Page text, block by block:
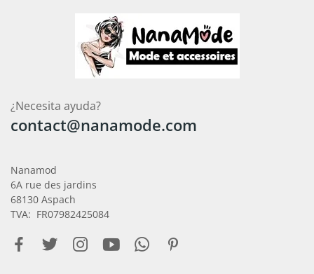
¿Necesita ayuda?
contact@nanamode.com
Nanamod
6A rue des jardins
68130 Aspach
TVA: FR07982425084